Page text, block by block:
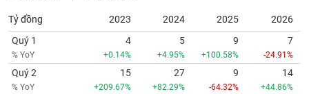
Tỷ đồng 2023 2024 2025
2026
Quý 1
% YoY
4
+0.14%
5
+4.95%
9
+100.58%
7
-24.91%
Quý 2
% YoY
15
+209.67%
27
+82.29%
9
-64.32%
14
+44.86%